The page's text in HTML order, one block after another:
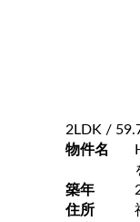
2LDK /
物件名
築年
住所